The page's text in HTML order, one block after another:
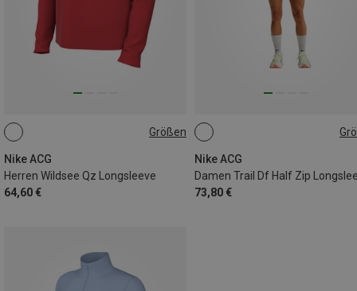
Größen
Nike ACG
Herren Wildsee Qz Longsleeve
64,60 €
S
Nike ACG
Damen Trail Df Half Zip
73,80 €
XS